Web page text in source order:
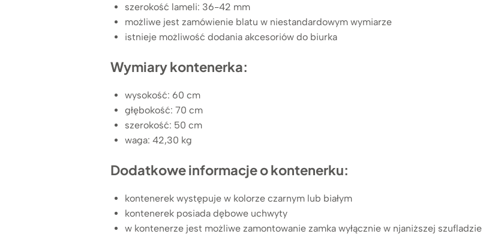
szerokość lameli: 36-42 mm
możliwe jest zamówienie blatu w niestandardowym wymiarze
istnieje możliwość dodania akcesoriów do biurka
Wymiary kontenerka:
wysokość: 60 cm
głębokość: 70 cm
szerokość: 50 cm
waga: 42,30 kg
Dodatkowe informacje o kontenerku:
kontenerek występuje w kolorze czarnym lub białym
kontenerek posiada dębowe uchwyty
w kontenerze jest możliwe zamontowanie zamka wyłącznie w njaniższej szufladzie